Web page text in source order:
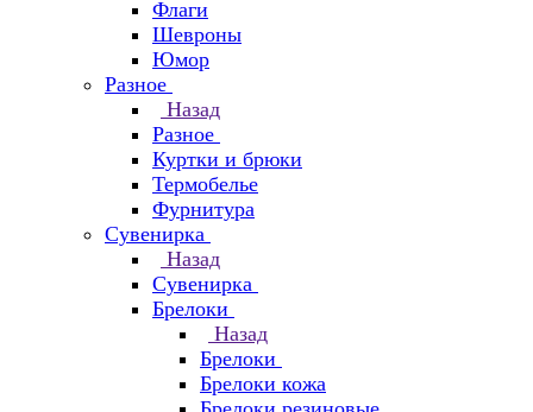
Флаги
Шевроны
Юмор
Разное
Назад
Разное
Куртки и брюки
Термобелье
Фурнитура
Сувенирка
Назад
Сувенирка
Брелоки
Назад
Брелоки
Брелоки кожа